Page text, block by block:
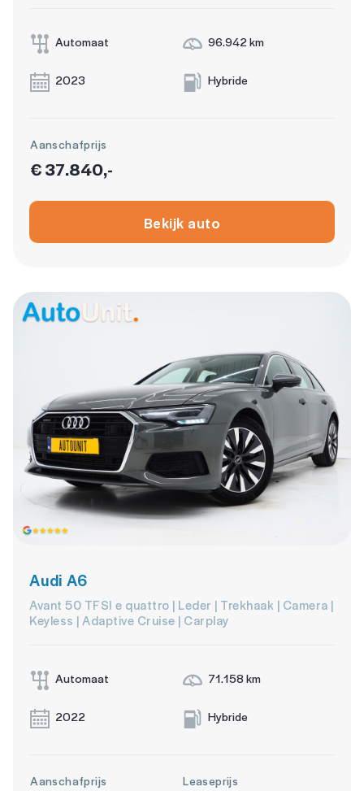
Automaat 96.942 km
2023 Hybride
Aanschafprijs
€ 37.840,-
Bekijk auto
Audi A6
Avant 50 TFSI e quattro | Leder | Trekhaak | Camera |
Keyless | Adaptive Cruise | Carplay
Automaat 71.158 km
2022 Hybride
Aanschafprijs Leaseprijs